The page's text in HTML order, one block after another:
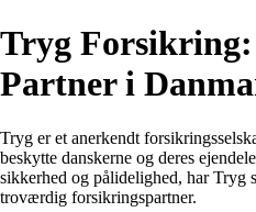
Tryg
Partner i
Tryg er et anerkendt
beskytte danskerne og deres
sikkerhed og pålidelighed, har Tryg
troværdig forsikringspartner.